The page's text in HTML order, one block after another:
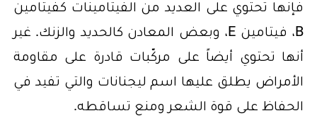
فإنها تحتوي على العديد من الفيتامينات كفيتامين
B، فيتامين E، وبعض المعادن كالحديد والزنك. غير
أنها تحتوي أيضاً على مركّبات قادرة على مقاومة
الأمراض يطلق عليها اسم ليجنانات والتي تفيد في
الحفاظ على قوة الشعر ومنع تساقطه.